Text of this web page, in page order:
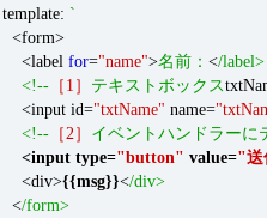
template: `
<form>
<label for="name">名前： </label>
<!-- ［1］ テキストボックス
<input id="txtName" name=
<!-- ［2］ イベントハンドラーに
<input type="button" value="送
<div>{{msg}}</div>
</form>